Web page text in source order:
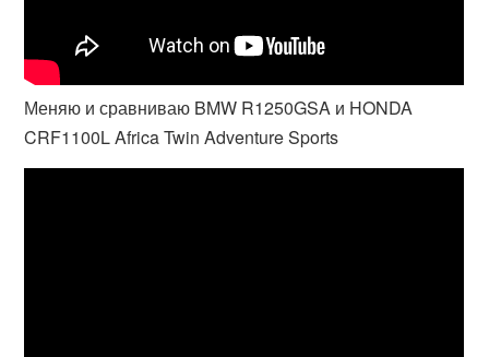
Меняю и сравниваю BMW R1250GSA и HONDA
CRF1100L Africa Twin Adventure Sports